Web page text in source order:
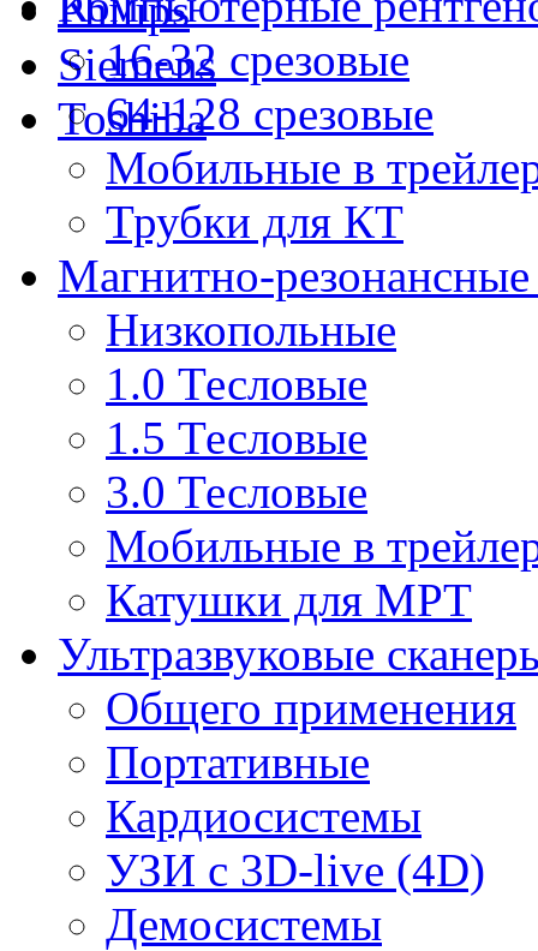
Siemens
Toshiba
16-32 срезовые
64-128 срезовые
Мобильные в
Трубки для КТ
Магнитно-
Низкопольные
1.0 Тесловые
1.5 Тесловые
3.0 Тесловые
Мобильные в
Катушки для МРТ
Ультразвуковые
Общего применения
Портативные
Кардиосистемы
УЗИ с 3D-live (4D)
Демосистемы